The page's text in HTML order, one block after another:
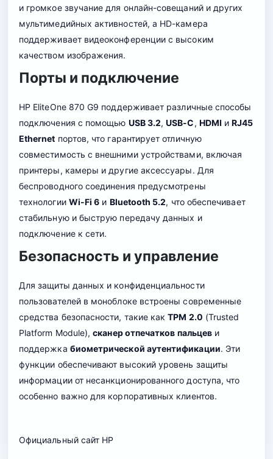
и громкое звучание для онлайн-совещаний и других
мультимедийных активностей, а HD-камера
поддерживает видеоконференции с высоким
качеством изображения.
Порты и подключение
HP EliteOne 870 G9 поддерживает различные способы
подключения с помощью USB 3.2,USB-C, HDMI иRJ45
Ethernet портов, что гарантирует отличную
совместимость с внешними устройствами, включая
принтеры, камеры и другие аксессуары. Для
беспроводного соединения предусмотрены
технологии Wi-Fi 6 и Bluetooth 5.2, что обеспечивает
стабильную и быструю передачу данных и
подключение к сети.
Безопасность и управление
Для защиты данных и конфиденциальности
пользователей в моноблоке встроены современные
средства безопасности, такие какTPM 2.0 (Trusted
Platform Module),сканер отпечатков пальцев и
поддержка биометрической аутентификации. Эти
функции обеспечивают высокий уровень защиты
информации от несанкционированного доступа, что
особенно важно для корпоративных клиентов.
Официальный сайт HP